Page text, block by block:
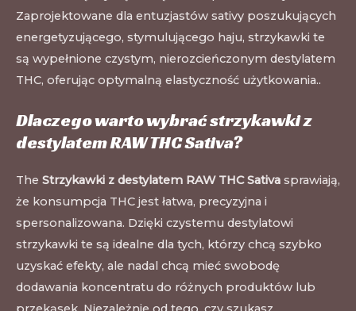
Zaprojektowane dla entuzjastów sativy poszukujących
energetyzującego, stymulującego haju, strzykawki te
są wypełnione czystym, nierozcieńczonym destylatem
THC, oferując optymalną elastyczność użytkowania..
Dlaczego warto wybrać strzykawki z
destylatem RAW THC Sativa?
The Strzykawki z destylatem RAW THC Sativa sprawiają,
że konsumpcja THC jest łatwa, precyzyjna i
spersonalizowana. Dzięki czystemu destylatowi
strzykawki te są idealne dla tych, którzy chcą szybko
uzyskać efekty, ale nadal chcą mieć swobodę
dodawania koncentratu do różnych produktów lub